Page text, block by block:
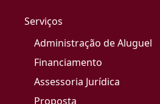
Serviços
Administração de Aluguel
Financiamento
Assessoria Jurídica
Proposta